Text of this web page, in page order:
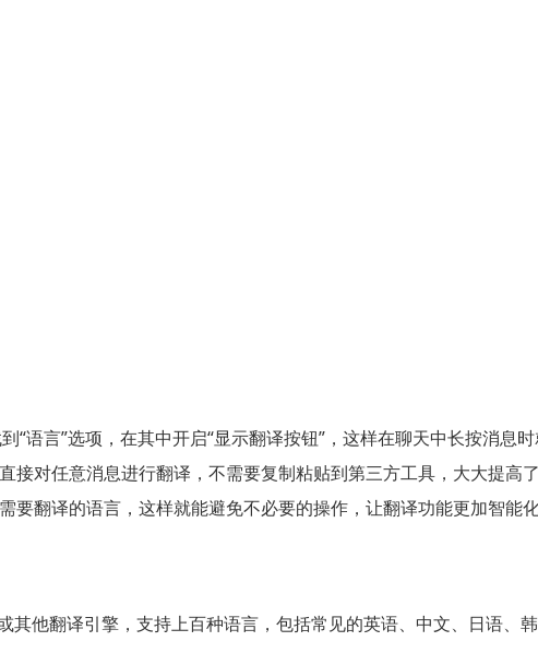
“语言”选项，在其中开启“显示翻译按钮”，这样在聊天中长按消息时
接对任意消息进行翻译，不需要复制粘贴到第三方工具，大大提高了
要翻译的语言，这样就能避免不必要的操作，让翻译功能更加智能化
他翻译引擎，支持上百种语言，包括常见的英语、中文、日语、